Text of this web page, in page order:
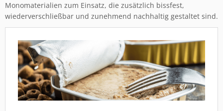
Monomaterialien zum Einsatz, die zusätzlich bissfest,
wiederverschließbar und zunehmend nachhaltig gestaltet sind.